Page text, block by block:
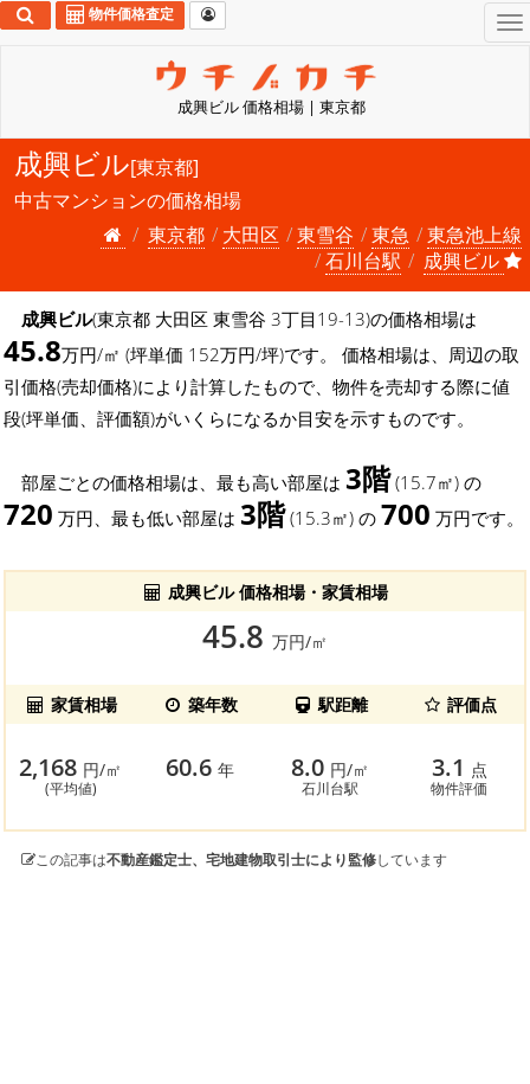
成興ビル 価格相場 | 東京都
物件価格査定
成興ビル[東京都]
中古マンションの価格相場
東京都
大田区 東雪谷 東急
東急池上線
石川台駅
成興ビル
成興ビル(東京都 大田区 東雪谷 3丁目19-13)の価格相場は
45.8万円/㎡ (坪単価 152万円/坪)です。 価格相場は、周辺の取
引価格(売却価格)により計算したもので、物件を売却する際に値
段(坪単価、評価額)がいくらになるか目安を示すものです。
部屋ごとの価格相場は、最も高い部屋は 3階(15.7㎡) の
720 万円、最も低い部屋は 3階(15.3㎡) の 700 万円です。
成興ビル 価格相場・家賃相場
45.8 万円/㎡
家賃相場 築年数 駅距離 評価点
2,168 円/㎡
(平均値)
60.6年 8.0 円/㎡
石川台駅
3.1 点
物件評価
この記事は不動産鑑定士、宅地建物取引士により監修しています